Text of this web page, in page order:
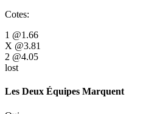
Cotes:
1 @1.66
X @3.81
2 @4.05
lost
Les Deux Équipes Marquent